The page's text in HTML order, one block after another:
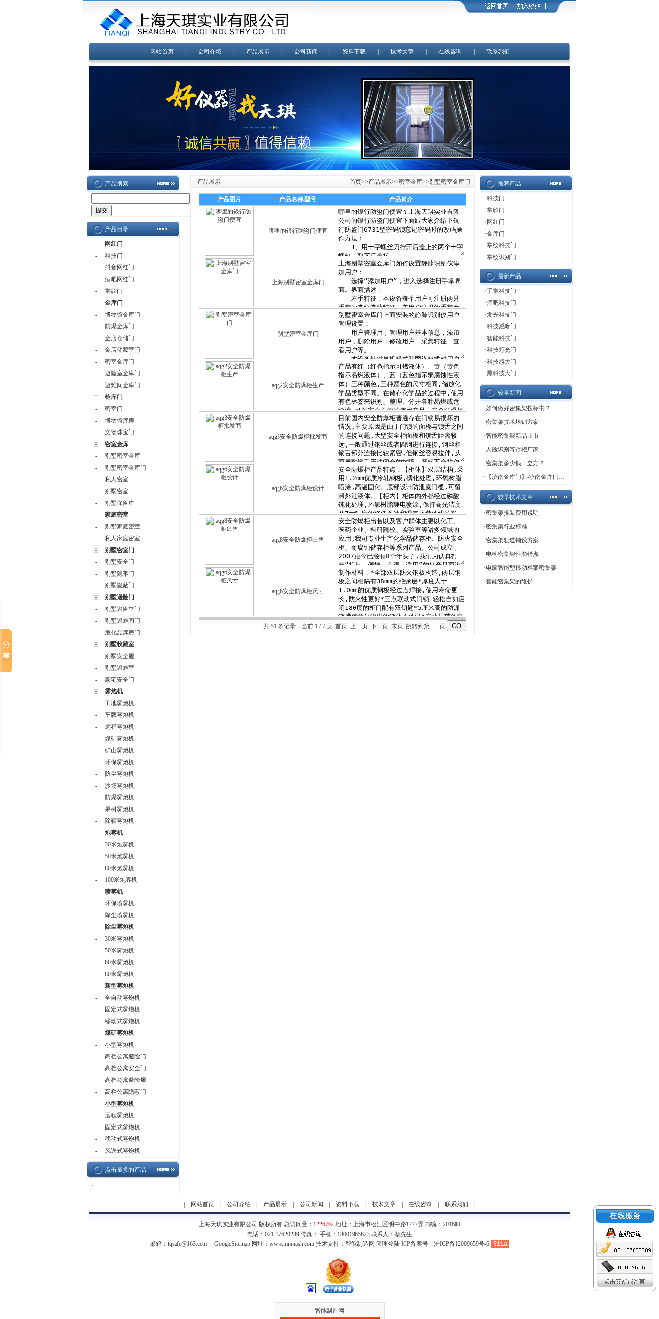
网站首页 公司介绍 产品展示 公司新闻 资料下载 技术文章 在线咨询 联系我们
产品搜索
产品目录
网红门
-
科技门
-
抖音网红门
-
酒吧网红门
-
掌纹门
金库门
-
博物馆金库门
-
防爆金库门
-
金店仓储门
-
金店储藏室门
-
密室金库门
-
避险室金库门
-
避难间金库门
枪库门
-
密室门
-
博物馆库房
-
文物珠宝门
密室金库
-
别墅密室金库
-
别墅密室金库门
-
私人密室
-
别墅密室
-
别墅保险库
家庭密室
-
别墅家庭密室
-
私人家庭密室
别墅密室门
-
别墅安全门
-
别墅隐形门
-
别墅隐蔽门
别墅避险门
-
别墅避险室门
-
别墅避难间门
-
危化品库房门
别墅收藏室
-
别墅安全屋
-
别墅避难室
-
豪宅安全门
雾炮机
-
工地雾炮机
-
车载雾炮机
-
远程雾炮机
-
煤矿雾炮机
-
矿山雾炮机
-
环保雾炮机
-
防尘雾炮机
-
沙场雾炮机
-
防爆雾炮机
-
果树雾炮机
-
除霾雾炮机
炮雾机
-
30米炮雾机
-
50米炮雾机
-
80米炮雾机
-
100米炮雾机
喷雾机
-
环保喷雾机
-
降尘喷雾机
除尘雾炮机
-
30米雾炮机
-
50米雾炮机
-
60米雾炮机
-
80米雾炮机
新型雾炮机
-
全自动雾炮机
-
固定式雾炮机
-
移动式雾炮机
煤矿雾炮机
-
小型雾炮机
-
高档公寓避险门
-
高档公寓安全门
-
高档公寓避险屋
-
高档公寓隐蔽门
小型雾炮机
-
远程雾炮机
-
固定式雾炮机
-
移动式雾炮机
-
风送式雾炮机
点击量多的产品
·
产品展示 首页>>产品展示>>密室金库>>别墅密室金库门
产品图片 产品名称/型号 产品简介
哪里的银行防盗门便宜
上海别墅密室金库门
别墅密室金库门
aqg2安全防爆柜生产
aqg3安全防爆柜批发商
aqg6安全防爆柜设计
aqg8安全防爆柜出售
aqg6安全防爆柜尺寸
共 51 条记录，当前 1 / 7 页 首页 上一页 下一页 末页跳转到第 页
推荐产品
·科技门
·掌纹门
· 网红门
·金库门
·掌纹科技门
·掌纹识别门
最新产品
·手掌科技门
·酒吧科技门
·发光科技门
·科技感暗门
·智能科技门
·科技灯光门
·科技感大门
·黑科技大门
较早新闻
·如何做好密集架投标书？
·密集架技术培训方案
·智能密集架新品上市
· 人脸识别寄存柜厂家
·密集架多少钱一立方？
· 【济南金库门】-济南金库门厂家,济南金库门定做
较早技术文章
·密集架拆装费用说明
·密集架行业标准
·密集架轨道铺设方案
·电动密集架性能特点
·电脑智能型移动档案密集架
·智能密集架的维护
网站首页 公司介绍 产品展示 公司新闻 资料下载 技术文章 在线咨询 联系我们
上海天琪实业有限公司 版权所有 总访问量： 1226792 地址：上海市松江区明中路1777弄 邮编：201600
电话：021-37620289 传真： 手机：18001965623 联系人：杨先生
邮箱： tqsafe@163.com GoogleSitemap网址：www.mijijiash.com 技术支持： 智能制造网 管理登陆ICP备案号： 沪ICP备12009659号-6 51La
智能制造网